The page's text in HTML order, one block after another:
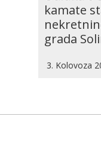
kamate
grada
3. Kolovoza